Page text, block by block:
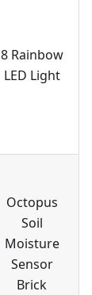
8 Rainbow
LED Light
Octopus
Soil
Moisture
Sensor
Brick